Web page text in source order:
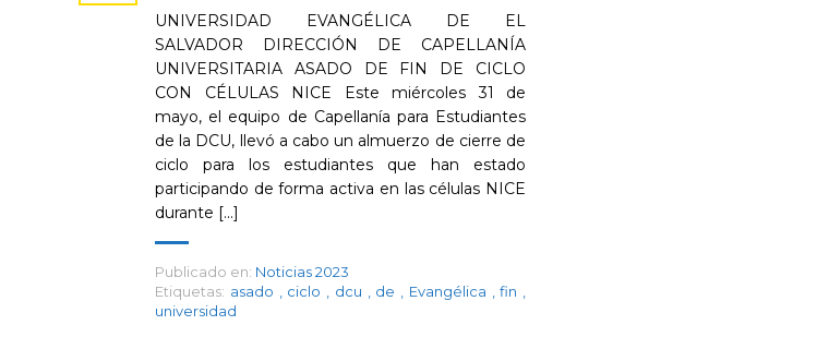
UNIVERSIDAD EVANGÉLICA DE EL
SALVADOR DIRECCIÓN DE CAPELLANÍA
UNIVERSITARIA ASADO DE FIN DE CICLO
CON CÉLULAS NICE Este miércoles 31 de
mayo, el equipo de Capellanía para Estudiantes
de la DCU, llevó a cabo un almuerzo de cierre de
ciclo para los estudiantes que han estado
participando de forma activa en las células NICE
durante [...]
Publicado en: Noticias 2023
Etiquetas: asado ciclo dcu de Evangélica fin
universidad